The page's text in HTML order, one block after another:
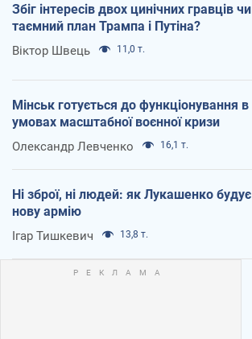
Збіг інтересів двох цинічних гравців чи
таємний план Трампа і Путіна?
Віктор Швець 11,0 т.
Мінськ готується до функціонування в
умовах масштабної воєнної кризи
Олександр Левченко 16,1 т.
Ні зброї, ні людей: як Лукашенко будує
нову армію
Ігар Тишкевич 13,8 т.